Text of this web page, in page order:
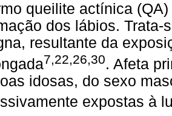
queilite actínica
dos lábios. Trata-
resultante da
7,22,26,30. Afeta
idosas, do sexo
expostas à